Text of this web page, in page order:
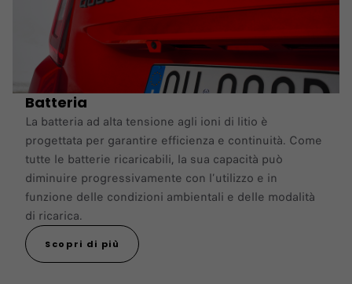
Batteria
La batteria ad alta tensione agli ioni di litio è
progettata per garantire efficienza e continuità. Come
tutte le batterie ricaricabili, la sua capacità può
diminuire progressivamente con l’utilizzo e in
funzione delle condizioni ambientali e delle modalità
di ricarica.
Scopri di più